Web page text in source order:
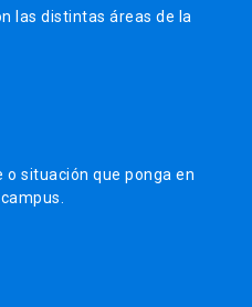
las distintas áreas de la
situación que ponga en